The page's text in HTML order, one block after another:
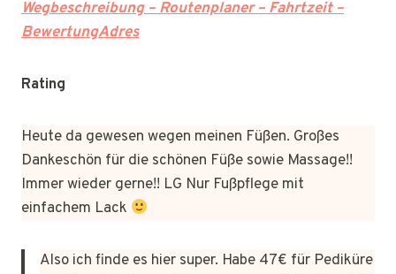
Wegbeschreibung – Routenplaner – Fahrtzeit –
BewertungAdres
Rating
Heute da gewesen wegen meinen Füßen. Großes
Dankeschön für die schönen Füße sowie Massage!!
Immer wieder gerne!! LG Nur Fußpflege mit
einfachem Lack
Also ich finde es hier super. Habe 47€ für Pediküre